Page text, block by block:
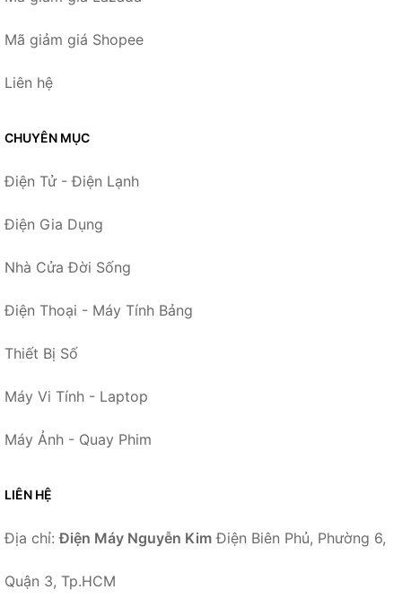
Mã giảm giá Shopee
Liên hệ
CHUYÊN MỤC
Điện Tử - Điện Lạnh
Điện Gia Dụng
Nhà Cửa Đời Sống
Điện Thoại - Máy Tính Bảng
Thiết Bị Số
Máy Vi Tính - Laptop
Máy Ảnh - Quay Phim
LIÊN HỆ
Địa chỉ:Điện Máy Nguyễn Kim Điện Biên Phủ, Phường 6,
Quận 3, Tp.HCM